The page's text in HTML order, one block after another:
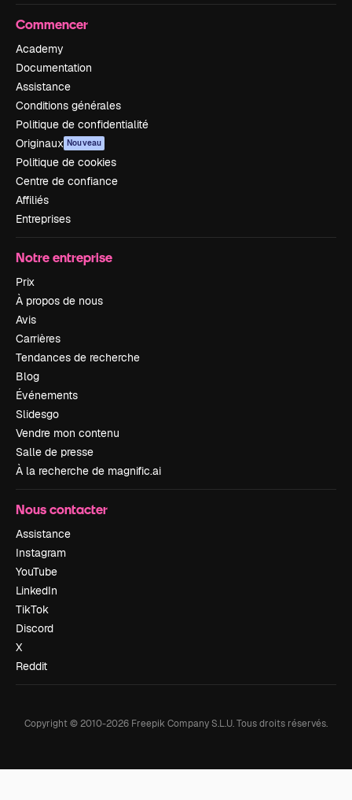
Commencer
Academy
Documentation
Assistance
Conditions générales
Politique de confidentialité
Originaux Nouveau
Politique de cookies
Centre de confiance
Affiliés
Entreprises
Notre entreprise
Prix
À propos de nous
Avis
Carrières
Tendances de recherche
Blog
Événements
Slidesgo
Vendre mon contenu
Salle de presse
À la recherche de magnific.ai
Nous contacter
Assistance
Instagram
YouTube
LinkedIn
TikTok
Discord
X
Reddit
Copyright © 2010-2026 Freepik Company S.L.U.Tous droits réservés.